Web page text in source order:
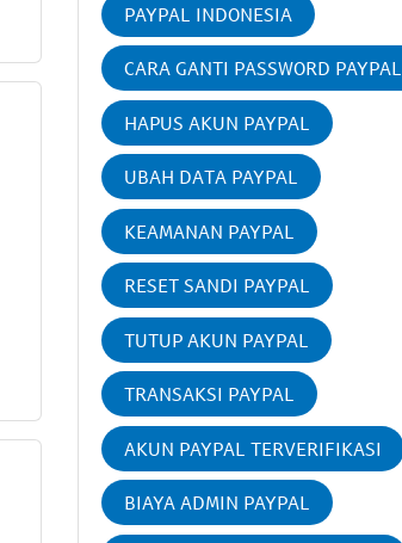
PAYPAL INDONESIA
CARA GANTI PASSWORD PAYPAL
HAPUS AKUN PAYPAL
UBAH DATA PAYPAL
KEAMANAN PAYPAL
RESET SANDI PAYPAL
TUTUP AKUN PAYPAL
TRANSAKSI PAYPAL
AKUN PAYPAL TERVERIFIKASI
BIAYA ADMIN PAYPAL